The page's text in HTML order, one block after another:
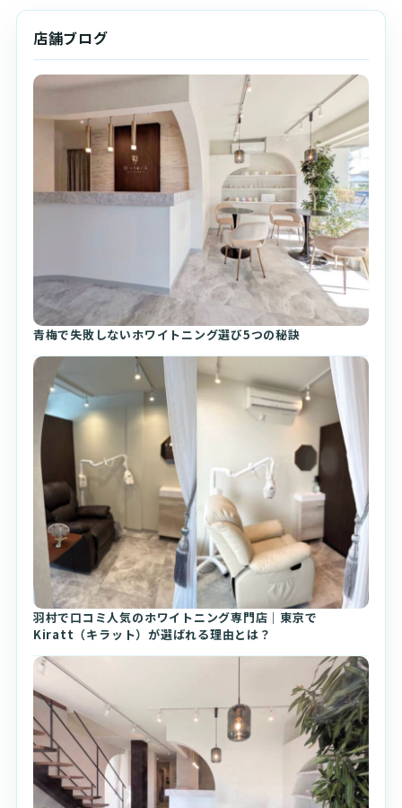
店舗ブログ
青梅で失敗しないホワイトニング選び5つの秘訣
羽村で口コミ人気のホワイトニング専門店｜東京で
Kiratt（キラット）が選ばれる理由とは？